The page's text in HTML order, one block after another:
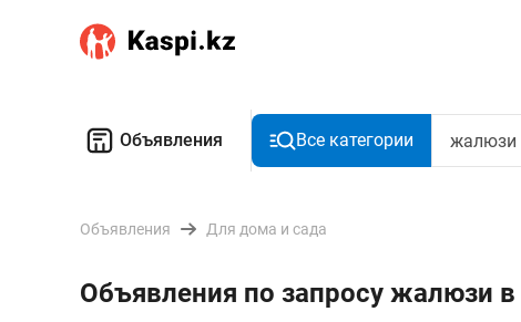
Объявления Все категории
Объявления Для дома и сада
Объявления по запросу жалюзи в